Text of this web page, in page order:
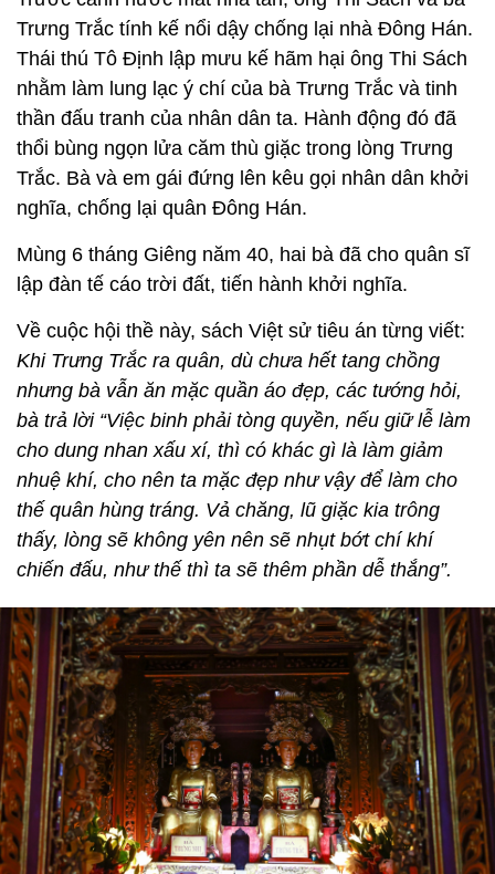
Trưng Trắc tính kế nổi dậy chống lại nhà Đông Hán.
Thái thú Tô Định lập mưu kế hãm hại ông Thi Sách
nhằm làm lung lạc ý chí của bà Trưng Trắc và tinh
thần đấu tranh của nhân dân ta. Hành động đó đã
thổi bùng ngọn lửa căm thù giặc trong lòng Trưng
Trắc. Bà và em gái đứng lên kêu gọi nhân dân khởi
nghĩa, chống lại quân Đông Hán.
Mùng 6 tháng Giêng năm 40, hai bà đã cho quân sĩ
lập đàn tế cáo trời đất, tiến hành khởi nghĩa.
Về cuộc hội thề này, sách Việt sử tiêu án từng viết:
Khi Trưng Trắc ra quân, dù chưa hết tang chồng
nhưng bà vẫn ăn mặc quần áo đẹp, các tướng hỏi,
bà trả lời “Việc binh phải tòng quyền, nếu giữ lễ làm
cho dung nhan xấu xí, thì có khác gì là làm giảm
nhuệ khí, cho nên ta mặc đẹp như vậy để làm cho
thế quân hùng tráng. Vả chăng, lũ giặc kia trông
thấy, lòng sẽ không yên nên sẽ nhụt bớt chí khí
chiến đấu, như thế thì ta sẽ thêm phần dễ thắng”.